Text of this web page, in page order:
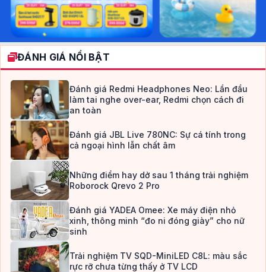
ĐÁNH GIÁ NỔI BẬT
Đánh giá Redmi Headphones Neo: Lần đầu
làm tai nghe over-ear, Redmi chọn cách đi
an toàn
Đánh giá JBL Live 780NC: Sự cá tính trong
cả ngoại hình lẫn chất âm
Những điểm hay dở sau 1 tháng trải nghiệm
Roborock Qrevo 2 Pro
Đánh giá YADEA Omee: Xe máy điện nhỏ
xinh, thông minh “đo ni đóng giày” cho nữ
sinh
Trải nghiệm TV SQD-MiniLED C8L: màu sắc
rực rỡ chưa từng thấy ở TV LCD